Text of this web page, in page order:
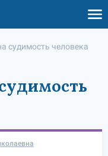
судимость человека